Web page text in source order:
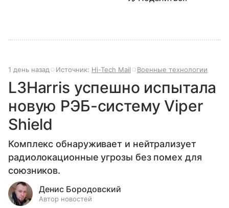
1 день назад Источник: Hi-Tech Mail Военные технологии
L3Harris успешно испытала
новую РЭБ-систему Viper
Shield
Комплекс обнаруживает и нейтрализует
радиолокационные угрозы без помех для
союзников.
Денис Бородовский
Автор новостей